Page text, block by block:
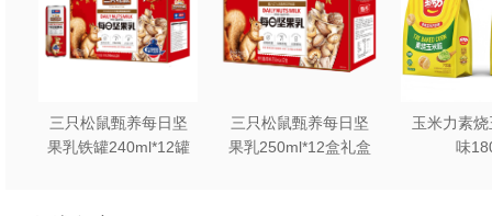
三只松鼠甄养每日坚
果乳铁罐240ml*12罐
三只松鼠甄养每日坚
果乳250ml*12盒礼盒
玉米力素
味